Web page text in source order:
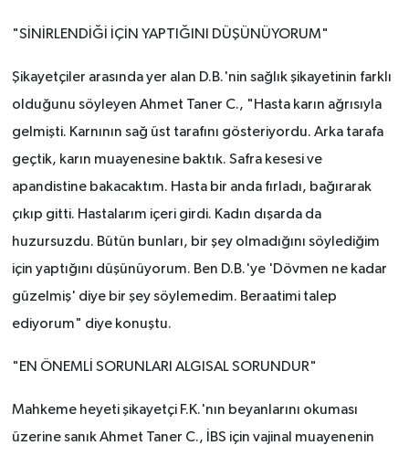
"SİNİRLENDİĞİ İÇİN YAPTIĞINI DÜŞÜNÜYORUM"
Şikayetçiler arasında yer alan D.B.'nin sağlık şikayetinin farklı
olduğunu söyleyen Ahmet Taner C., "Hasta karın ağrısıyla
gelmişti. Karnının sağ üst tarafını gösteriyordu. Arka tarafa
geçtik, karın muayenesine baktık. Safra kesesi ve
apandistine bakacaktım. Hasta bir anda fırladı, bağırarak
çıkıp gitti. Hastalarım içeri girdi. Kadın dışarda da
huzursuzdu. Bütün bunları, bir şey olmadığını söylediğim
için yaptığını düşünüyorum. Ben D.B.'ye 'Dövmen ne kadar
güzelmiş' diye bir şey söylemedim. Beraatimi talep
ediyorum" diye konuştu.
"EN ÖNEMLİ SORUNLARI ALGISAL SORUNDUR"
Mahkeme heyeti şikayetçi F.K.'nın beyanlarını okuması
üzerine sanık Ahmet Taner C., İBS için vajinal muayenenin